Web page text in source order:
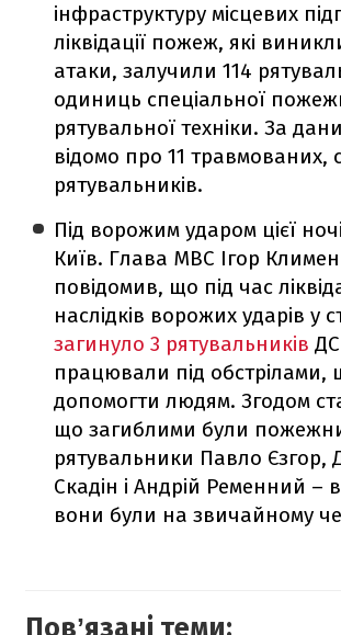
інфраструктуру місцевих
ліквідації пожеж, які
атаки, залучили 114
одиниць спеціальної
рятувальної техніки. За
відомо про 11 травмованих,
рятувальників.
Під ворожим ударом цієї
Київ. Глава МВС Ігор
повідомив, що під час
наслідків ворожих ударів у
загинуло 3 рятувальників
працювали під обстрілами,
допомогти людям. Згодом
що загиблими були
рятувальники Павло Єзгор,
Скадін і Андрій Ременний –
вони були на звичайному
Повʼязані теми: